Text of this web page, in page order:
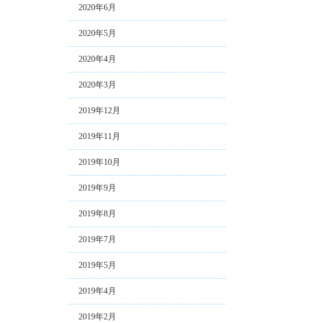
2020年6月
2020年5月
2020年4月
2020年3月
2019年12月
2019年11月
2019年10月
2019年9月
2019年8月
2019年7月
2019年5月
2019年4月
2019年2月